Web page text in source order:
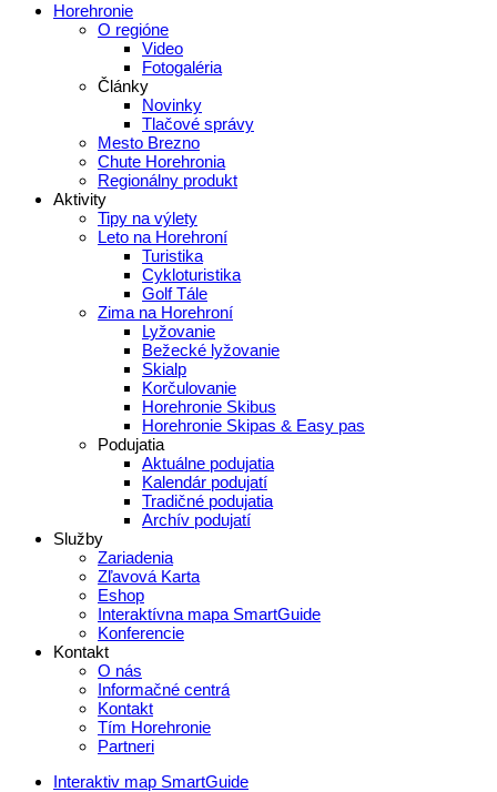
Horehronie
O regióne
Video
Fotogaléria
Články
Novinky
Tlačové správy
Mesto Brezno
Chute Horehronia
Regionálny produkt
Aktivity
Tipy na výlety
Leto na Horehroní
Turistika
Cykloturistika
Golf Tále
Zima na Horehroní
Lyžovanie
Bežecké lyžovanie
Skialp
Korčulovanie
Horehronie Skibus
Horehronie Skipas & Easy pas
Podujatia
Aktuálne podujatia
Kalendár podujatí
Tradičné podujatia
Archív podujatí
Služby
Zariadenia
Zľavová Karta
Eshop
Interaktívna mapa SmartGuide
Konferencie
Kontakt
O nás
Informačné centrá
Kontakt
Tím Horehronie
Partneri
Interaktiv map SmartGuide